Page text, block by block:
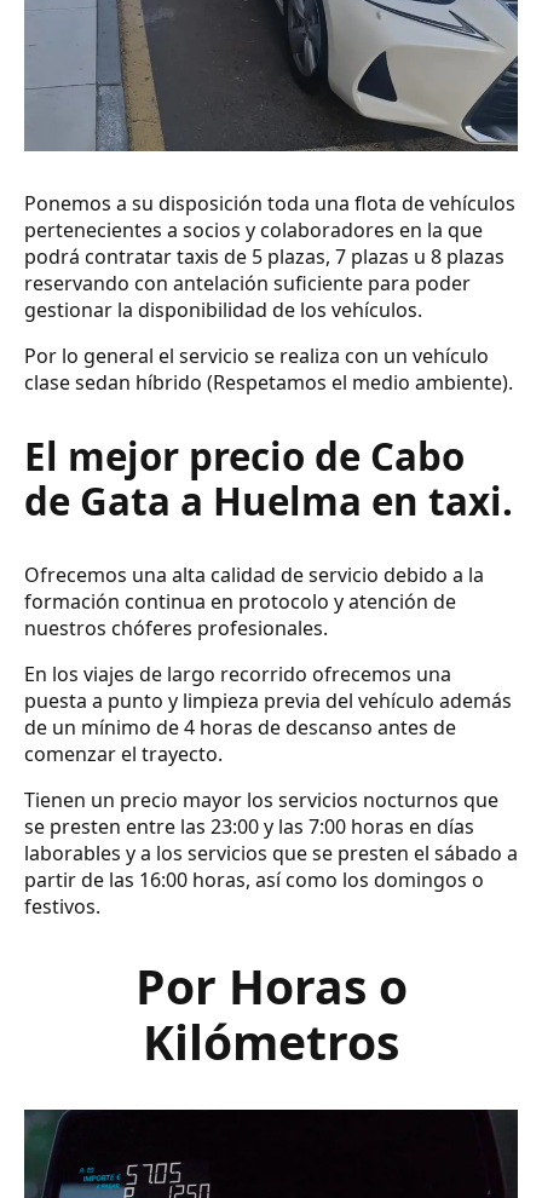
Ponemos a su disposición toda una flota de vehículos
pertenecientes a socios y colaboradores en la que
podrá contratar taxis de 5 plazas, 7 plazas u 8 plazas
reservando con antelación suficiente para poder
gestionar la disponibilidad de los vehículos.
Por lo general el servicio se realiza con un vehículo
clase sedan híbrido (Respetamos el medio ambiente).
El mejor precio de Cabo
de Gata a Huelma en taxi.
Ofrecemos una alta calidad de servicio debido a la
formación continua en protocolo y atención de
nuestros chóferes profesionales.
En los viajes de largo recorrido ofrecemos una
puesta a punto y limpieza previa del vehículo además
de un mínimo de 4 horas de descanso antes de
comenzar el trayecto.
Tienen un precio mayor los servicios nocturnos que
se presten entre las 23:00 y las 7:00 horas en días
laborables y a los servicios que se presten el sábado a
partir de las 16:00 horas, así como los domingos o
festivos.
Por Horas o
Kilómetros